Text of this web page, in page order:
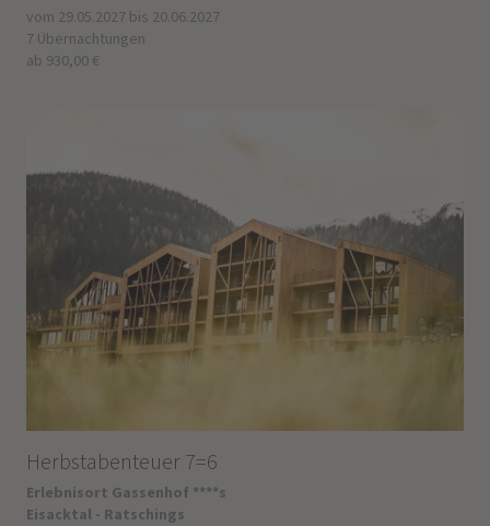
vom 29.05.2027 bis 20.06.2027
7 Übernachtungen
ab 930,00 €
Herbstabenteuer 7=6
Erlebnisort Gassenhof ****s
Eisacktal - Ratschings